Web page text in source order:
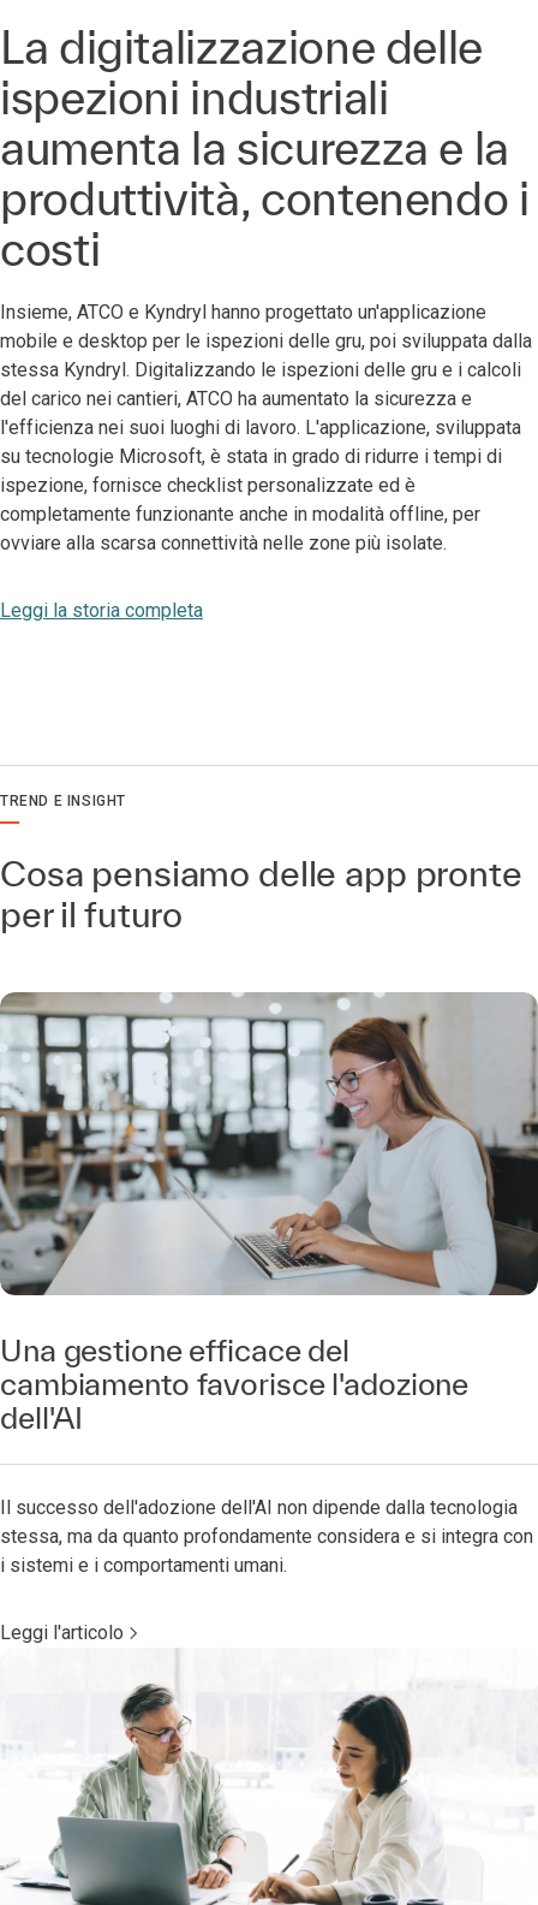
La digitalizzazione delle
ispezioni industriali
aumenta la sicurezza e la
produttività, contenendo i
costi
Insieme, ATCO e Kyndryl hanno progettato un'applicazione
mobile e desktop per le ispezioni delle gru, poi sviluppata dalla
stessa Kyndryl. Digitalizzando le ispezioni delle gru e i calcoli
del carico nei cantieri, ATCO ha aumentato la sicurezza e
l'efficienza nei suoi luoghi di lavoro. L'applicazione, sviluppata
su tecnologie Microsoft, è stata in grado di ridurre i tempi di
ispezione, fornisce checklist personalizzate ed è
completamente funzionante anche in modalità offline, per
ovviare alla scarsa connettività nelle zone più isolate.
Leggi la storia completa
TREND E INSIGHT
Cosa pensiamo delle app pronte
per il futuro
Una gestione efficace del
cambiamento favorisce l'adozione
dell'AI
Il successo dell'adozione dell'AI non dipende dalla tecnologia
stessa, ma da quanto profondamente considera e si integra con
i sistemi e i comportamenti umani.
Leggi l'articolo